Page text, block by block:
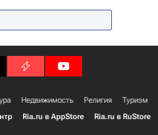
Недвижимость Религия Туризм
Ria.ru в AppStore Ria.ru в RuStore